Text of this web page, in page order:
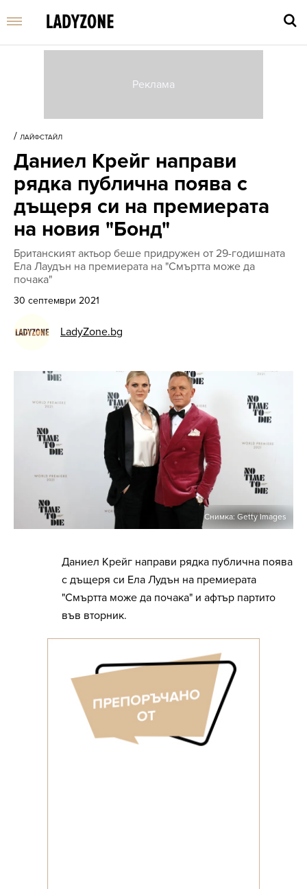
/ ЛАЙФСТАЙЛ
Даниел Крейг направи
рядка публична поява с
дъщеря си на премиерата
на новия "Бонд"
Британският актьор беше придружен от 29-годишната
Ела Лаудън на премиерата на "Смъртта може да
почака"
30 септември 2021
LadyZone.bg
Снимка: Getty Images
Даниел Крейг направи рядка публична поява
с дъщеря си Ела Лудън на премиерата
"Смъртта може да почака" и афтър партито
във вторник.